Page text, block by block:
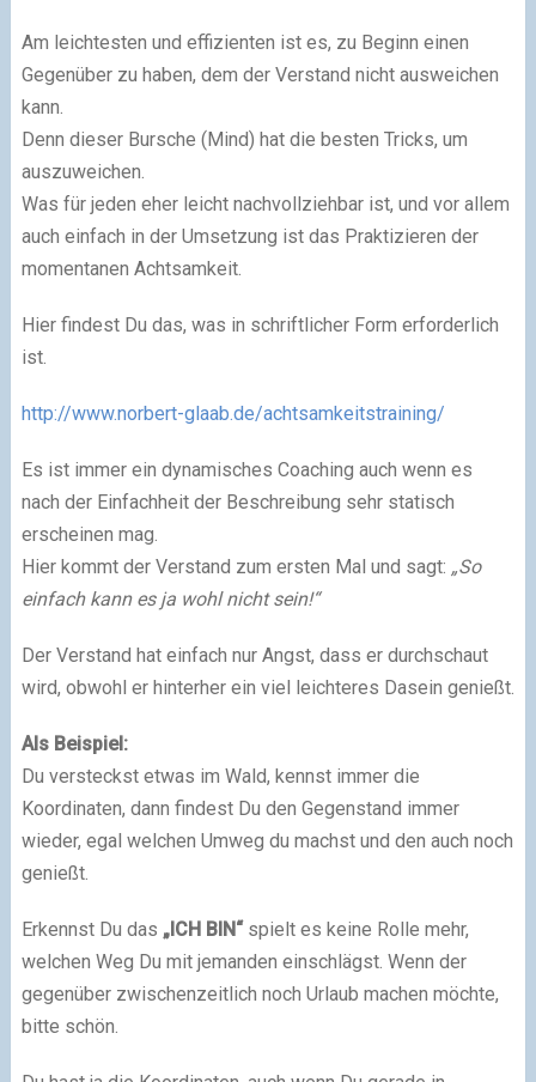
Am leichtesten und effizienten ist es, zu Beginn einen
Gegenüber zu haben, dem der Verstand nicht ausweichen
kann.
Denn dieser Bursche (Mind) hat die besten Tricks, um
auszuweichen.
Was für jeden eher leicht nachvollziehbar ist, und vor allem
auch einfach in der Umsetzung ist das Praktizieren der
momentanen Achtsamkeit.
Hier findest Du das, was in schriftlicher Form erforderlich
ist.
http://www.norbert-glaab.de/achtsamkeitstraining/
Es ist immer ein dynamisches Coaching auch wenn es
nach der Einfachheit der Beschreibung sehr statisch
erscheinen mag.
Hier kommt der Verstand zum ersten Mal und sagt: „So
einfach kann es ja wohl nicht sein!“
Der Verstand hat einfach nur Angst, dass er durchschaut
wird, obwohl er hinterher ein viel leichteres Dasein genießt.
Als Beispiel:
Du versteckst etwas im Wald, kennst immer die
Koordinaten, dann findest Du den Gegenstand immer
wieder, egal welchen Umweg du machst und den auch noch
genießt.
Erkennst Du das „ICH BIN“spielt es keine Rolle mehr,
welchen Weg Du mit jemanden einschlägst. Wenn der
gegenüber zwischenzeitlich noch Urlaub machen möchte,
bitte schön.